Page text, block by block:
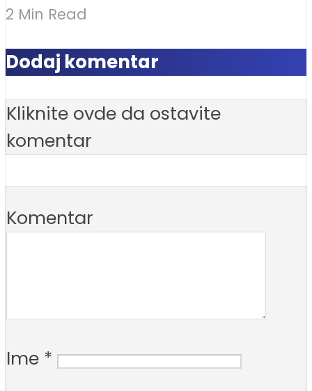
2 Min Read
Dodaj komentar
Kliknite ovde da ostavite
komentar
Komentar
Ime *